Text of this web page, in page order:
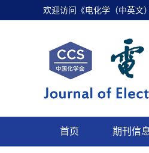
欢迎访问《电化学（中英文
首页 期刊信